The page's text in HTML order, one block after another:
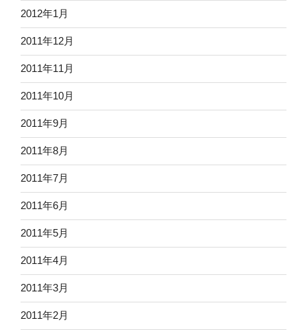
2012年1月
2011年12月
2011年11月
2011年10月
2011年9月
2011年8月
2011年7月
2011年6月
2011年5月
2011年4月
2011年3月
2011年2月